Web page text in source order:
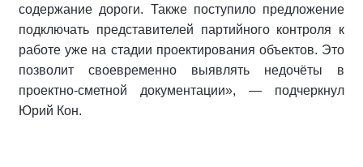
содержание дороги. Также поступило предложение
подключать представителей партийного контроля к
работе уже на стадии проектирования объектов. Это
позволит своевременно выявлять недочёты в
проектно-сметной документации», — подчеркнул
Юрий Кон.